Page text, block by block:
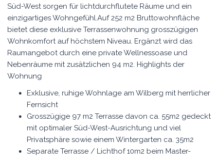
Süd-West sorgen für lichtdurchflutete Räume und ein
einzigartiges Wohngefühl.Auf 252 m2 Bruttowohnfläche
bietet diese exklusive Terrassenwohnung grosszügigen
Wohnkomfort auf höchstem Niveau. Ergänzt wird das
Raumangebot durch eine private Wellnessoase und
Nebenräume mit zusätzlichen 94 m2. Highlights der
Wohnung
Exklusive, ruhige Wohnlage am Wilberg mit herrlicher
Fernsicht
Grosszügige 97 m2 Terrasse davon ca. 55m2 gedeckt
mit optimaler Süd-West-Ausrichtung und viel
Privatsphäre sowie einem Wintergarten ca. 35m2
Separate Terrasse / Lichthof 10m2 beim Master-